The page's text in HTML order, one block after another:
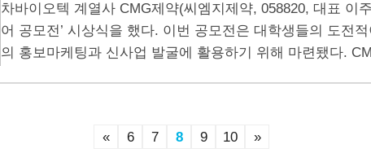
차바이오텍 계열사 CMG제약(씨엠지제약, 058820, 대표 이
어 공모전’ 시상식을 했다. 이번 공모전은 대학생들의 도전
의 홍보마케팅과 신사업 발굴에 활용하기 위해 마련됐다.
« 6 7 8 9 10 »